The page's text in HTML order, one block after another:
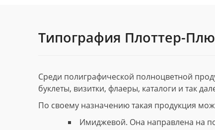
Типография Плоттер-
Среди полиграфической полноцветной
буклеты, визитки, флаеры, каталоги и так
По своему назначению такая продукция
Имиджевой. Она направлена на